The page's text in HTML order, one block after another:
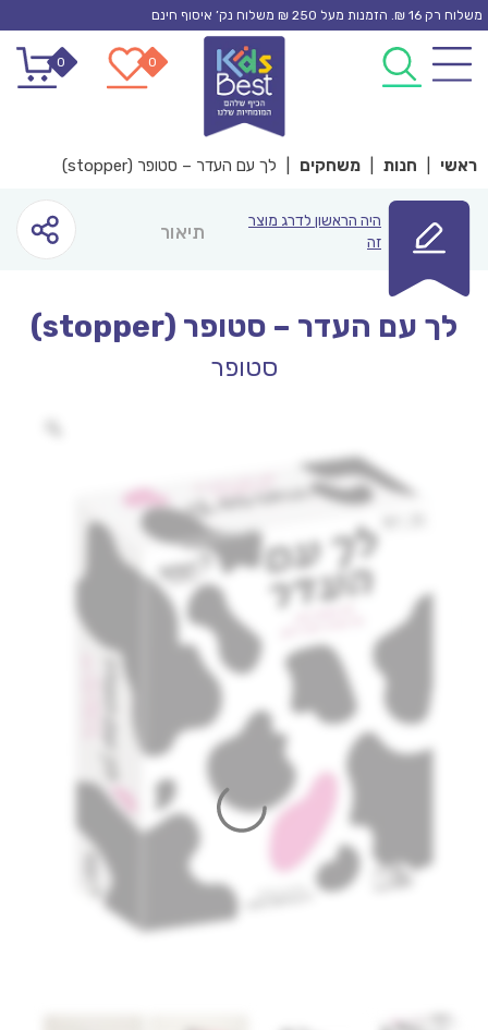
Skip
content
משלוח רק 16 ₪. הזמנות מעל 250 ₪ משלוח נק’ איסוף חינם
0
0
ראשי חנות משחקים לך עם העדר – סטופר (stopper)
היה הראשון לדרג מוצר
זה
תיאור
לך עם העדר – סטופר (stopper)
סטופר